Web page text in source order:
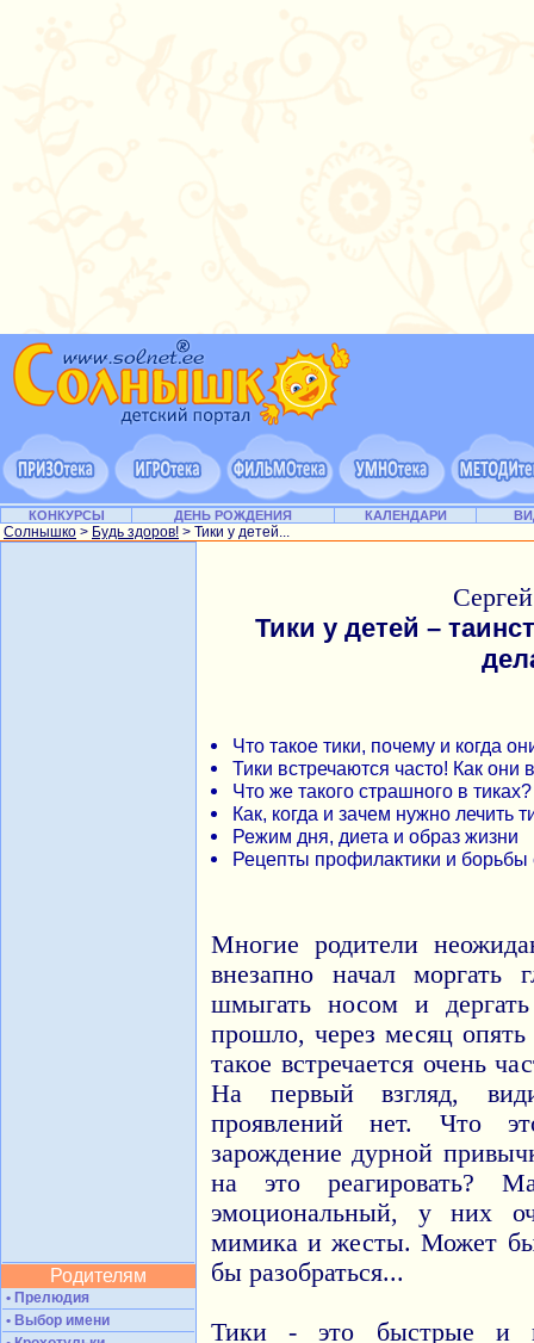
КОНКУРСЫ ДЕНЬ РОЖДЕНИЯ КАЛЕНДАРИ
Солнышко > Будь здоров! > Тики у детей...
Родителям
• Прелюдия
• Выбор имени
Тики у детей –
Что такое тики, почему и когда
Тики встречаются часто! Как они
Что же такого страшного в тиках?
Как, когда и зачем нужно лечить
Режим дня, диета и образ жизни
Рецепты профилактики и борьбы
Многие родители
внезапно начал моргать
шмыгать носом и
прошло, через месяц
такое встречается очень
На первый взгляд,
проявлений нет. Что
зарождение дурной
на это реагировать?
эмоциональный, у них
мимика и жесты. Может
бы разобраться...
Тики - это быстрые и